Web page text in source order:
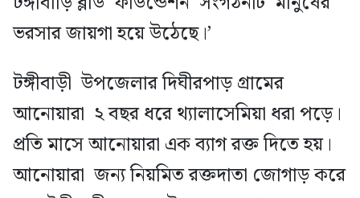
ভরসার জায়গা হয়ে উঠেছে।’
টঙ্গীবাড়ী উপজেলার দিঘীরপাড় গ্রামের
আনোয়ারা ২ বছর ধরে থ্যালাসেমিয়া ধরা পড়ে।
প্রতি মাসে আনোয়ারা এক ব্যাগ রক্ত দিতে হয়।
আনোয়ারা জন্য নিয়মিত রক্তদাতা জোগাড় করে